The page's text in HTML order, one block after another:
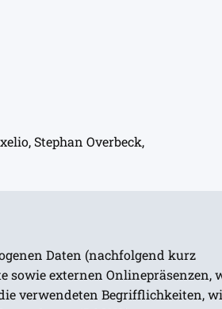
Stephan Overbeck,
Daten (nachfolgend kurz
sowie externen Onlinepräsenzen,
verwendeten Begrifflichkeiten,